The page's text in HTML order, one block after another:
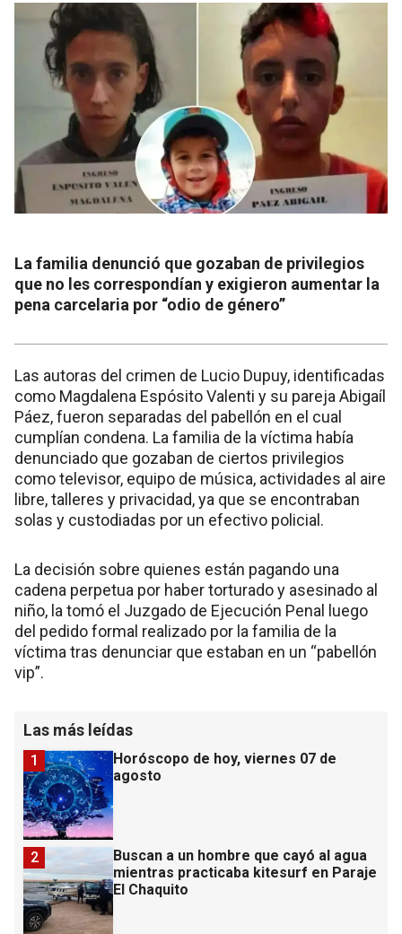
La familia denunció que gozaban de privilegios
que no les correspondían y exigieron aumentar la
pena carcelaria por “odio de género”
Las autoras del crimen de Lucio Dupuy, identificadas
como Magdalena Espósito Valenti y su pareja Abigaíl
Páez, fueron separadas del pabellón en el cual
cumplían condena. La familia de la víctima había
denunciado que gozaban de ciertos privilegios
como televisor, equipo de música, actividades al aire
libre, talleres y privacidad, ya que se encontraban
solas y custodiadas por un efectivo policial.
La decisión sobre quienes están pagando una
cadena perpetua por haber torturado y asesinado al
niño, la tomó el Juzgado de Ejecución Penal luego
del pedido formal realizado por la familia de la
víctima tras denunciar que estaban en un “pabellón
vip”.
Las más leídas
Horóscopo de hoy, viernes 07 de
agosto
1
Buscan a un hombre que cayó al agua
mientras practicaba kitesurf en Paraje
El Chaquito
2